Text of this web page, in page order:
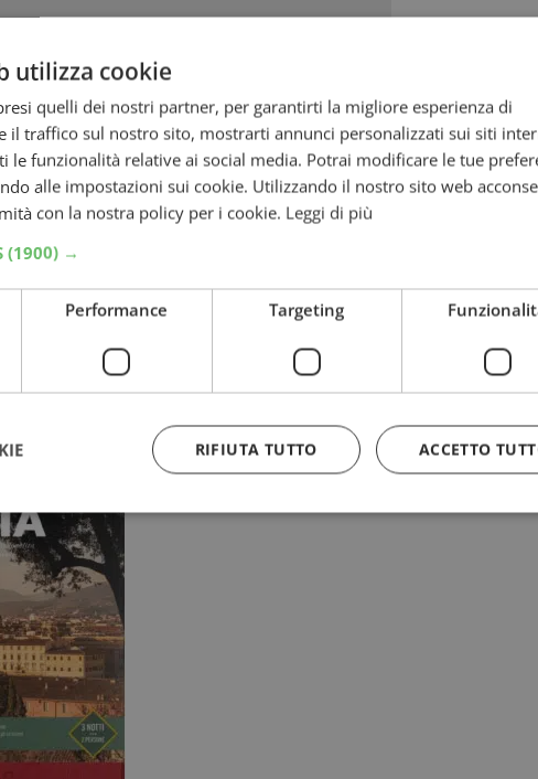
fonti preferite su Google
utilizza cookie
quelli dei nostri partner, per garantirti la migliore esperienza di
il traffico sul nostro sito, mostrarti annunci personalizzati sui siti
le funzionalità relative ai social media. Potrai modificare le tue
alle impostazioni sui cookie. Utilizzando il nostro sito web
con la nostra policy per i cookie. Leggi di più
(1900) →
Performance Targeting
ACCETTO
RIFIUTA TUTTO
Strettamente necessari
consentono le funzionalità principali del sito web come l'accesso dell'utente e la gestione
essere utilizzato correttamente senza i cookie strettamente necessari.
Provider /Dominio
Google LLC
www.google.com
diae.emailsp.com